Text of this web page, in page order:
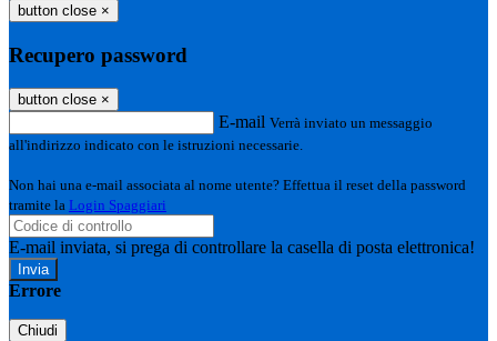
button close ×
Recupero password
button close ×
E-mail Verrà inviato un messaggio
all'indirizzo indicato con le istruzioni necessarie.
Non hai una e-mail associata al nome utente? Effettua il reset della password
tramite la Login Spaggiari
E-mail inviata, si prega di controllare la casella di posta elettronica!
Errore
Chiudi